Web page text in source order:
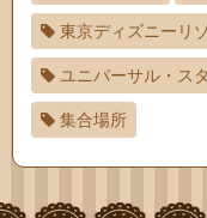
東京ディズニーリ
ユニバーサル・ス
集合場所